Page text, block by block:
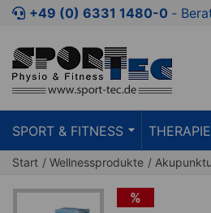
Zum Kaufbereich springen Zur
+49 (0) 6331 1480-0 ‐
SPORT & FITNESS
Start Wellnessprodukte
%